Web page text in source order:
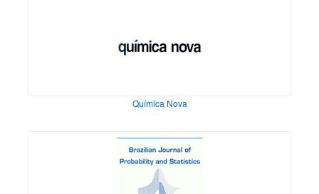
Química Nova